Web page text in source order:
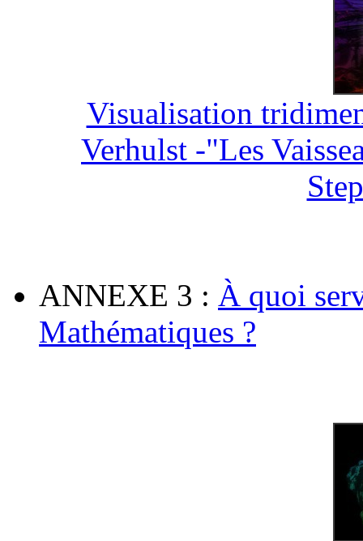
Visualisation
Verhulst -"Les
ANNEXE 3 : À quoi
Mathématiques ?